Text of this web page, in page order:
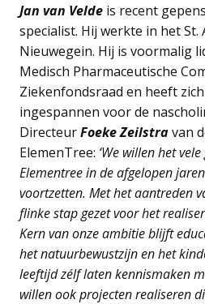
Jan van Velde is recent
specialist. Hij werkte in het
Nieuwegein. Hij is voormalig
Medisch Pharmaceutische
Ziekenfondsraad en heeft
ingespannen voor de
DirecteurFoekeZeilstravan
ElemenTree: ‘We willen het
Elementreein de afgelopen
voortzetten. Met het aantreden
flinke stap gezet voor het
Kern van onze ambitie blijft
het natuurbewustzijn en het
leeftijd zélf laten kennismaken
willen ook projecten realiseren